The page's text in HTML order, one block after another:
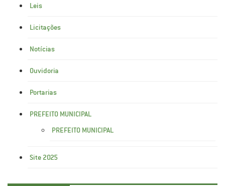
Leis
Licitações
Notícias
Ouvidoria
Portarias
PREFEITO MUNICIPAL
PREFEITO MUNICIPAL
Site 2025